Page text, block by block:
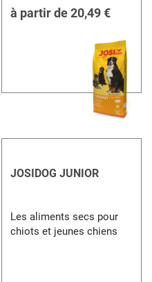
à partir de20,49 €
JOSIDOG JUNIOR
Les aliments secs pour
chiots et jeunes chiens